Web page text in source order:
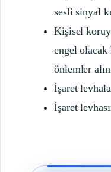
sesli sinyal
Kişisel
engel
önlemler
İşaret
İşaret